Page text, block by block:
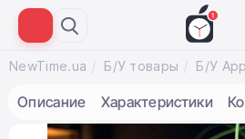
NewTime.ua Б/У товары
Описание Характеристики